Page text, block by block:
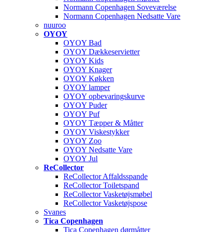
Normann Copenhagen Soveværelse
Normann Copenhagen Nedsatte Vare
nuuroo
OYOY
OYOY Bad
OYOY Dækkeservietter
OYOY Kids
OYOY Knager
OYOY Køkken
OYOY lamper
OYOY opbevaringskurve
OYOY Puder
OYOY Puf
OYOY Tæpper & Måtter
OYOY Viskestykker
OYOY Zoo
OYOY Nedsatte Vare
OYOY Jul
ReCollector
ReCollector Affaldsspande
ReCollector Toiletspand
ReCollector Vasketøjsmøbel
ReCollector Vasketøjspose
Svanes
Tica Copenhagen
Tica Copenhagen dørmåtter